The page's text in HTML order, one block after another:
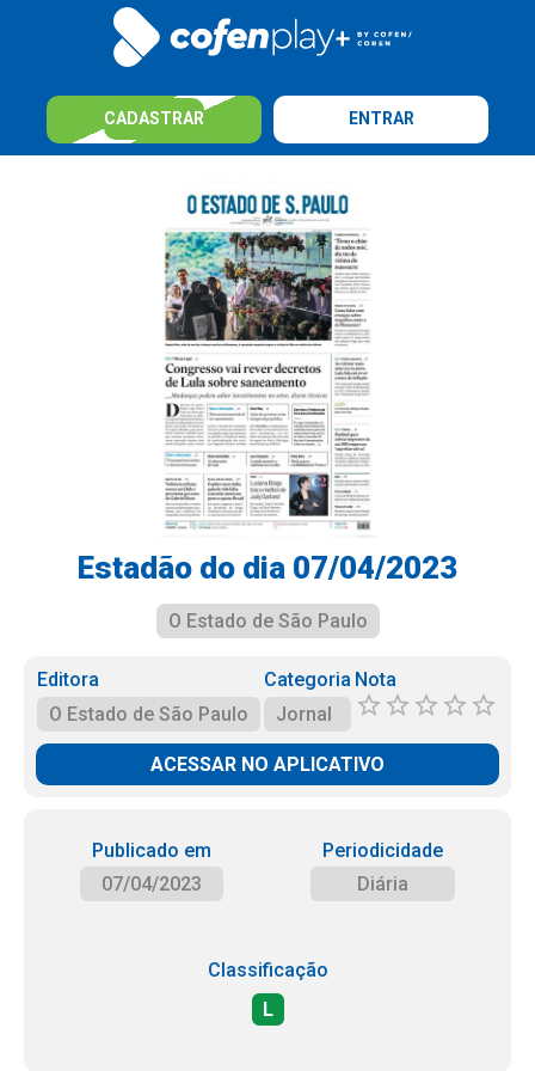
CADASTRAR ENTRAR
Estadão do dia 07/04/2023
O Estado de São Paulo
Editora
O Estado de São Paulo
Categoria
Jornal
Nota
ACESSAR NO APLICATIVO
Publicado em
07/04/2023
Periodicidade
Diária
Classificação
L